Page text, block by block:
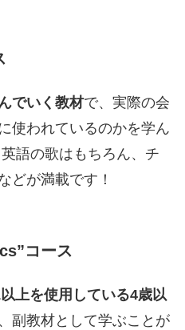
でいく教材で、実際の会
使われているのかを学ん
語の歌はもちろん、チ
どが満載です！
コース
上を使用している4歳以
副教材として学ぶことが